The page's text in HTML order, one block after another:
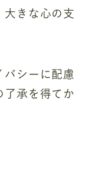
大きな心の支
バシーに配慮
了承を得てか